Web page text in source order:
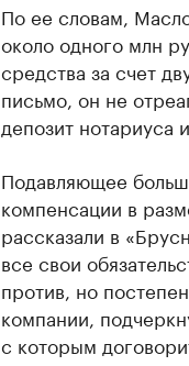
По ее словам,
около одного млн
средства за счет
письмо, он не
депозит нотариуса
Подавляющее
компенсации в
рассказали в
все свои
против, но
компании,
с которым